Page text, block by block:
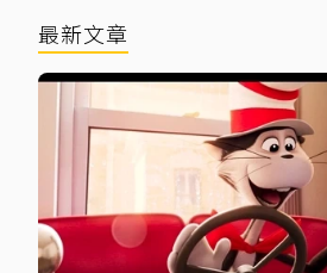
最新文章